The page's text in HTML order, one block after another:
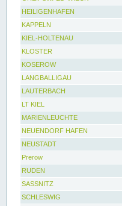
HEILIGENHAFEN
KAPPELN
KIEL-HOLTENAU
KLOSTER
KOSEROW
LANGBALLIGAU
LAUTERBACH
LT KIEL
MARIENLEUCHTE
NEUENDORF HAFEN
NEUSTADT
Prerow
RUDEN
SASSNITZ
SCHLESWIG